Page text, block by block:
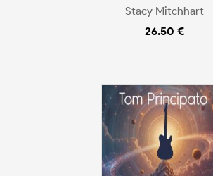
Stacy Mitchhart
26.50 €